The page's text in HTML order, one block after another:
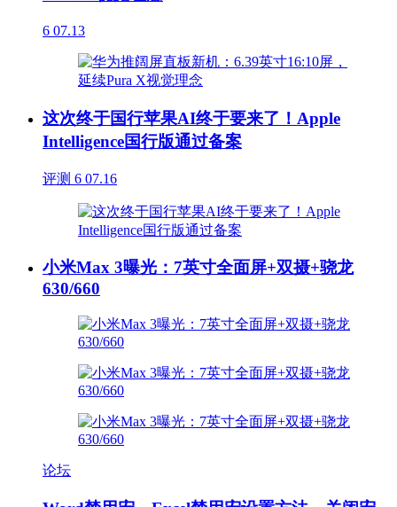
6 07.13
这次终于国行苹果AI终于要来了！Apple
Intelligence国行版通过备案
评测 6 07.16
小米Max 3曝光：7英寸全面屏+双摄+骁龙
630/660
论坛